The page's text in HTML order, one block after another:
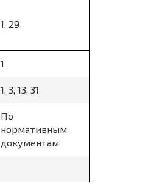
1, 29
1
1, 3, 13, 31
По
нормативным
документам